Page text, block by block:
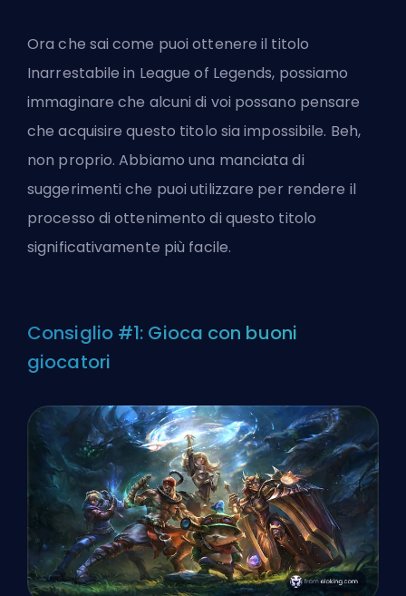
Ora che sai come puoi ottenere il titolo
Inarrestabile in League of Legends, possiamo
immaginare che alcuni di voi possano pensare
che acquisire questo titolo sia impossibile. Beh,
non proprio. Abbiamo una manciata di
suggerimenti che puoi utilizzare per rendere il
processo di ottenimento di questo titolo
significativamente più facile.
Consiglio #1: Gioca con buoni
giocatori